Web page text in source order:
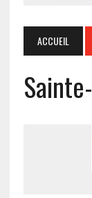
ACCUEIL